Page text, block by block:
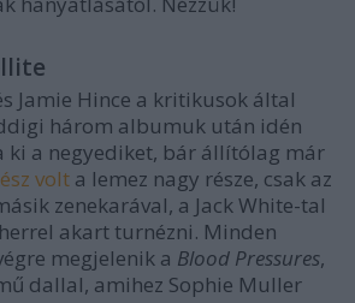
Jamie Hince a kritikusok által
három albumuk után idén
ki a negyediket, bár állítólag már
volt a lemez nagy része, csak az
zenekarával, a Jack White-tal
akart turnézni. Minden
megjelenik a Blood Pressures,
dallal, amihez Sophie Muller